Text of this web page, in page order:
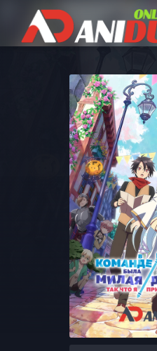
Авторизация
Запомнить
ВОЙТИ
Регистрация
Или